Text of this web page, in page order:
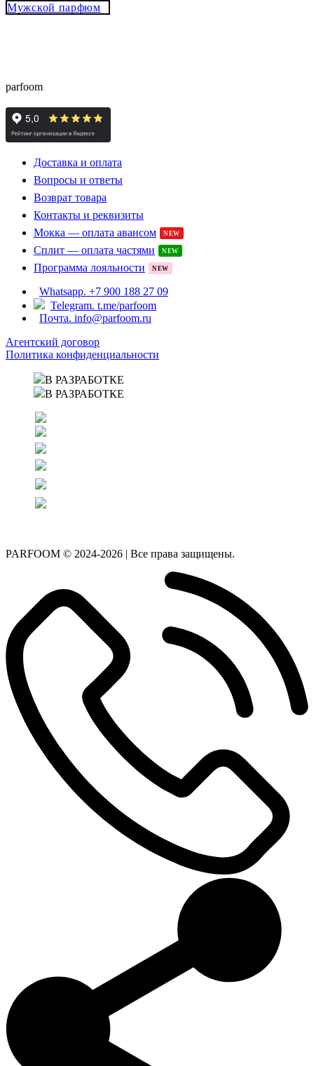
Мужской парфюм
parfoom
Доставка и оплата
Вопросы и ответы
Возврат товара
Контакты и реквизиты
Мокка — оплата авансом
NEW
Сплит — оплата частями NEW
Программа лояльности NEW
Whatsapp. +7 900 188 27 09
Telegram. t.me/parfoom
Почта. info@parfoom.ru
Агентский договор
Политика конфиденциальности
В РАЗРАБОТКЕ
В РАЗРАБОТКЕ
PARFOOM © 2024-2026 | Все права защищены.